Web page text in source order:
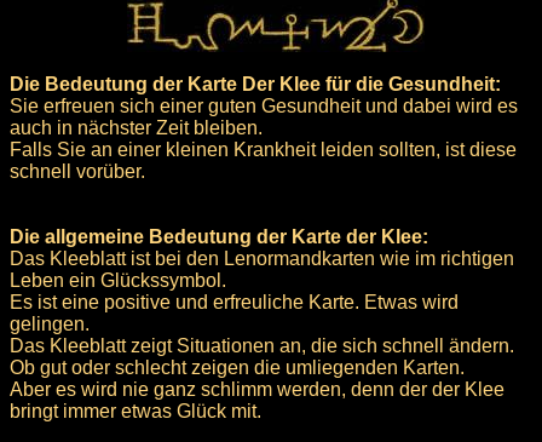
Die Bedeutung der Karte Der Klee für die Gesundheit:
Sie erfreuen sich einer guten Gesundheit und dabei wird es
auch in nächster Zeit bleiben.
Falls Sie an einer kleinen Krankheit leiden sollten, ist diese
schnell vorüber.
Die allgemeine Bedeutung der Karte der Klee:
Das Kleeblatt ist bei den Lenormandkarten wie im richtigen
Leben ein Glückssymbol.
Es ist eine positive und erfreuliche Karte. Etwas wird
gelingen.
Das Kleeblatt zeigt Situationen an, die sich schnell ändern.
Ob gut oder schlecht zeigen die umliegenden Karten.
Aber es wird nie ganz schlimm werden, denn der der Klee
bringt immer etwas Glück mit.